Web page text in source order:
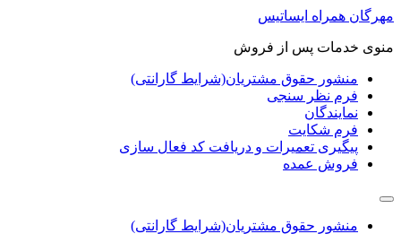
پرش
محتوا
مهرگان همراه ایساتیس
منوی خدمات پس از فروش
منشور حقوق مشتریان(شرایط گارانتی)
فرم نظر سنجی
نمایندگان
فرم شکایت
پیگیری تعمیرات و دریافت کد فعال سازی
فروش عمده
منشور حقوق مشتریان(شرایط گارانتی)